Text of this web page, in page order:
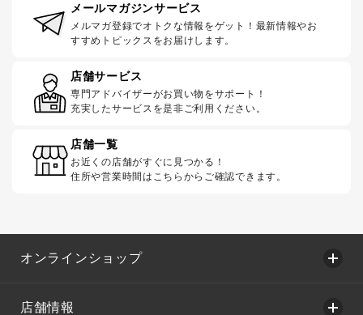
メールマガジンサービス
メルマガ登録でオトクな情報をゲット！最新情報やお
すすめトピックスをお届けします。
店舗サービス
専門アドバイザーがお買い物をサポート！
充実したサービスを是非ご利用ください。
店舗一覧
お近くの店舗がすぐに見つかる！
住所や営業時間はこちらからご確認できます。
オンラインショップ
店舗情報